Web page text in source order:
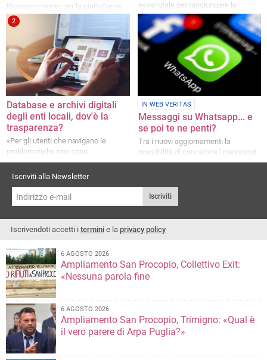
Riconoscimento per la piattaforma
digitale "Resettami-Web"
essenziale per raggiungere le
massime prestazioni e per non
correre rischi, anche a livello di
sicurezza
2
Database e archivi digitali
degli enti locali, dov'è la
trasparenza?
«Per gli utenti che navigano le
problematiche non sono
indifferenti»
IN WEB VERITAS
Messaggi su Whatsapp... e
se poi te ne penti?
Tra i nuovi aggiornamenti la
possibilità di cancellare i messaggi
inviati
Iscriviti alla Newsletter
Iscriviti
Iscrivendoti accetti i termini e la privacy policy
6 AGOSTO 2026
Ampliamento San Procopio, Collettivo Exit:
«Nessuna parola fine
6 AGOSTO 2026
Ampliamento San Procopio, Trimigno: «Qual è
il vero parere di Arpa Puglia?»